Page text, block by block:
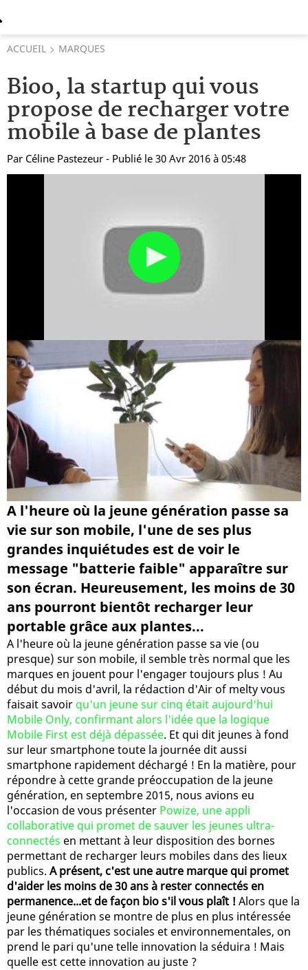
ACCUEIL MARQUES
Bioo, la startup qui vous
propose de recharger votre
mobile à base de plantes
Par Céline Pastezeur - Publié le 30 Avr 2016 à 05:48
A l'heure où la jeune génération passe sa
vie sur son mobile, l'une de ses plus
grandes inquiétudes est de voir le
message "batterie faible" apparaître sur
son écran. Heureusement, les moins de 30
ans pourront bientôt recharger leur
portable grâce aux plantes...
A l'heure où la jeune génération passe sa vie (ou
presque) sur son mobile, il semble très normal que les
marques en jouent pour l'engager toujours plus ! Au
début du mois d'avril, la rédaction d'Air of melty vous
faisait savoir qu'un jeune sur cinq était aujourd'hui
Mobile Only, confirmant alors l'idée que la logique
Mobile First est déjà dépassée. Et qui dit jeunes à fond
sur leur smartphone toute la journée dit aussi
smartphone rapidement déchargé ! En la matière, pour
répondre à cette grande préoccupation de la jeune
génération, en septembre 2015, nous avions eu
l'occasion de vous présenter Powize, une appli
collaborative qui promet de sauver les jeunes ultra-
connectés en mettant à leur disposition des bornes
permettant de recharger leurs mobiles dans des lieux
publics. A présent, c'est une autre marque qui promet
d'aider les moins de 30 ans à rester connectés en
permanence...et de façon bio s'il vous plaît ! Alors que la
jeune génération se montre de plus en plus intéressée
par les thématiques sociales et environnementales, on
prend le pari qu'une telle innovation la séduira ! Mais
quelle est cette innovation au juste ?